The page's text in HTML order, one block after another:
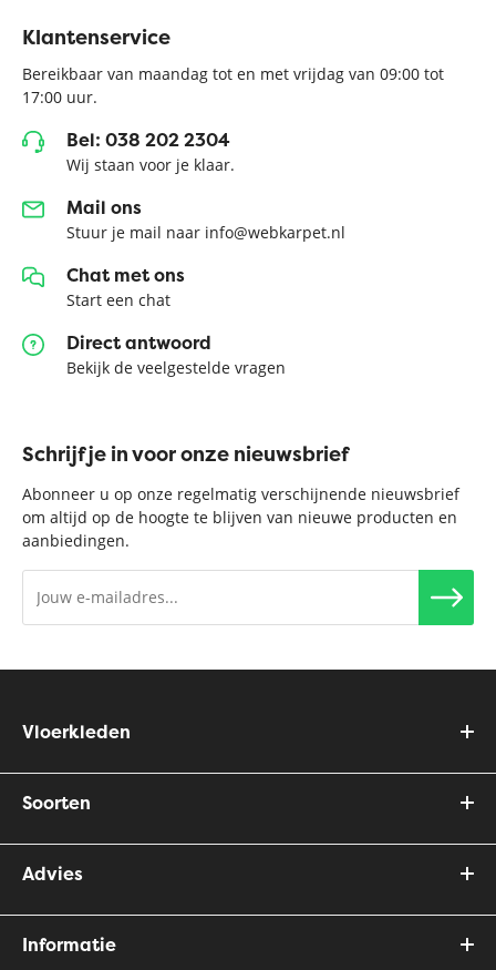
Klantenservice
Bereikbaar van maandag tot en met vrijdag van 09:00 tot
17:00 uur.
Bel: 038 202 2304
Wij staan voor je klaar.
Mail ons
Stuur je mail naar info@webkarpet.nl
Chat met ons
Start een chat
Direct antwoord
Bekijk de veelgestelde vragen
Schrijf je in voor onze nieuwsbrief
Abonneer u op onze regelmatig verschijnende nieuwsbrief
om altijd op de hoogte te blijven van nieuwe producten en
aanbiedingen.
Vloerkleden
Soorten
Advies
Informatie